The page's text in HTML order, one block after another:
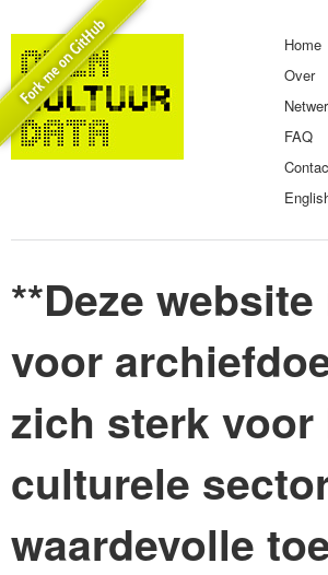
Home
Over
FAQ
**Deze
voor
zich sterk
culturele
waardevolle